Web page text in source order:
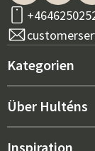
Kategorien
Neu bei uns
Über Hulténs
Über Hulténs
Inspiration